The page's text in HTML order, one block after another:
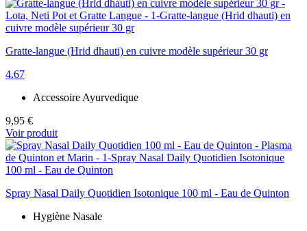
Gratte-langue (Hrid dhauti) en cuivre modèle supérieur 30 gr
4.67
Accessoire Ayurvedique
9,95 €
Voir produit
Spray Nasal Daily Quotidien Isotonique 100 ml - Eau de Quinton
Hygiène Nasale